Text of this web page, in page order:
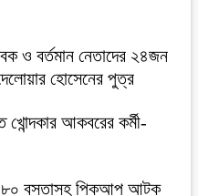
ও বর্তমান নেতাদের ২৪জন
হোসেনের পুত্র
খোন্দকার আকবরের কর্মী-
৮০ বস্তাসহ পিকআপ আটক